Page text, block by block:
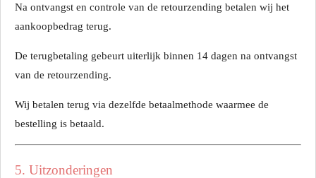
Na ontvangst en controle van de retourzending betalen wij het
aankoopbedrag terug.
De terugbetaling gebeurt uiterlijk binnen 14 dagen na ontvangst
van de retourzending.
Wij betalen terug via dezelfde betaalmethode waarmee de
bestelling is betaald.
5. Uitzonderingen